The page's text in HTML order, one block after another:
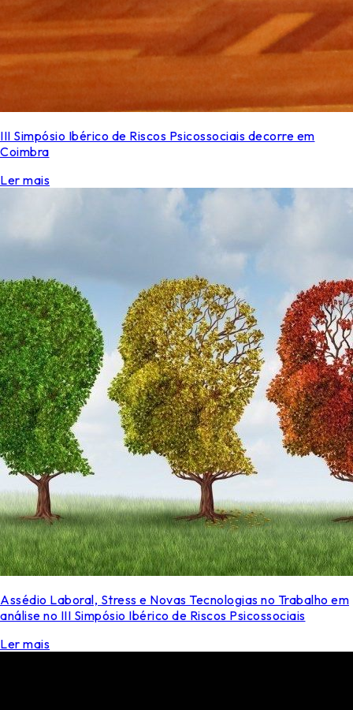
III Simpósio Ibérico de Riscos Psicossociais decorre em
Coimbra
Ler mais
Assédio Laboral, Stress e Novas Tecnologias no Trabalho em
análise no III Simpósio Ibérico de Riscos Psicossociais
Ler mais